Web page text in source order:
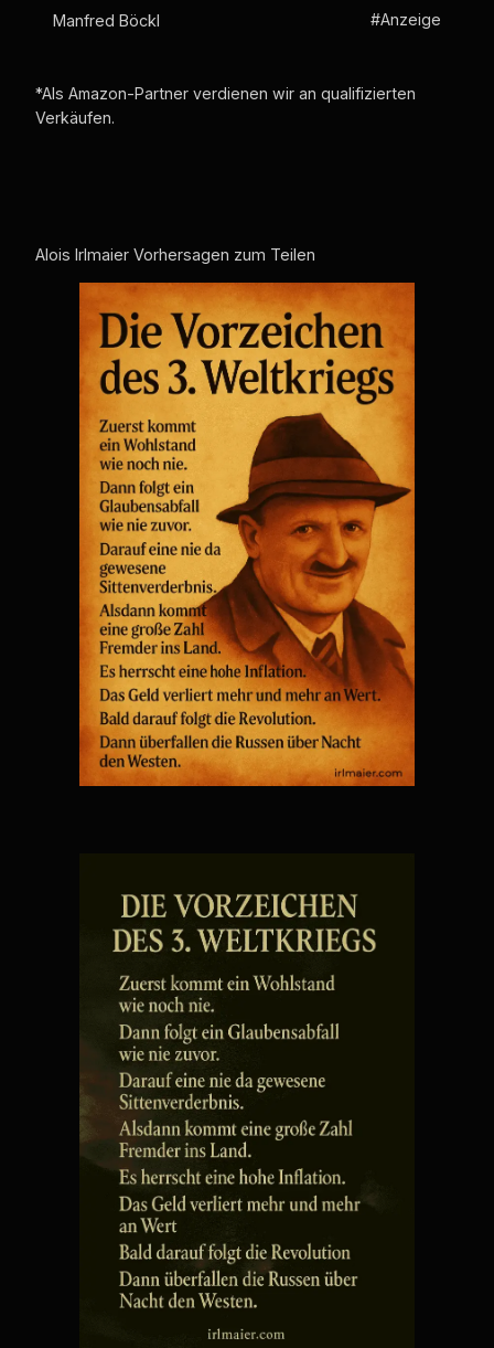
Manfred Böckl #Anzeige
*Als Amazon-Partner verdienen wir an qualifizierten
Verkäufen.
Alois Irlmaier Vorhersagen zum Teilen